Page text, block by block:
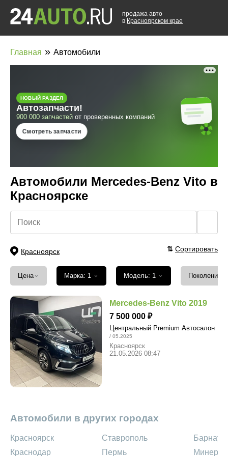
продажа авто
в Красноярском крае
Главная » Автомобили
Автомобили Mercedes-Benz Vito в
Красноярске
Красноярск ⇅ Сортировать
Цена ⌄ Марка: 1 ⌄ Модель: 1 ⌄ Поколение
Mercedes-Benz Vito 2019
7 500 000
Центральный Premium Автосалон
/ 05.2025
Красноярск
21.05.2026 08:47
Автомобили в других городах
Красноярск
Краснодар
Ставрополь
Пермь
Барнаул